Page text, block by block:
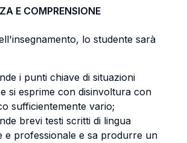
E COMPRENSIONE
lo studente sarà
i punti chiave di situazioni
si esprime con disinvoltura con
sufficientemente vario;
brevi testi scritti di lingua
e professionale e sa produrre un